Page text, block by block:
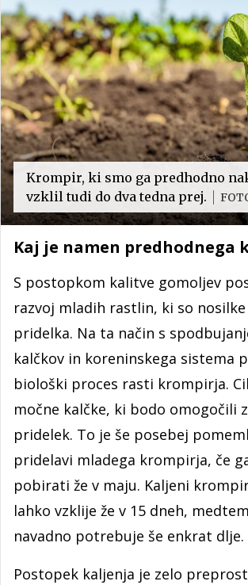
Krompir, ki smo ga predhodno
vzklil tudi do dva tedna prej.
Kaj je namen predhodnega
S postopkom kalitve gomoljev
razvoj mladih rastlin, ki so
pridelka. Na ta način s
kalčkov in koreninskega sistema
biološki proces rasti krompirja.
močne kalčke, ki bodo omogočili
pridelek. To je še posebej
pridelavi mladega krompirja, če
pobirati že v maju. Kaljeni
lahko vzklije že v 15 dneh,
navadno potrebuje še enkrat dlje.
Postopek kaljenja je zelo